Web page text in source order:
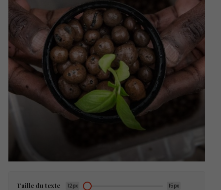
Taille du texte 12px 15px